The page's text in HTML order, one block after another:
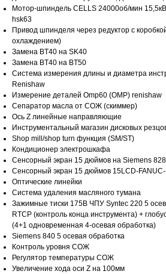
Мотор-шпиндель CELLS 24000об/мин
hsk63
Привод шпинделя через редуктор с
охлаждением)
Замена BT40 на SK40
Замена BT40 на BT50
Система измерения длины и диаметра
Renishaw
Измерение деталей Omp60 (OMP) renishaw
Сепаратор масла от СОЖ (скиммер)
Ось Z линейные направляющие
Инструментальный магазин дисковых
Shop mill/shop turn функция (SM/ST)
Кондиционер электрошкафа
Сенсорный экран 15 дюймов на Siemens
Сенсорный экран 15 дюймов 15LCD-
Оптические линейки
Система удаления масляного тумана
Зажимные тиски 175B ЧПУ Syntec 220 5
RTCP (контроль конца инструмента) +
(4+1 одновременная 4-осевая обработка)
Siemens 840 5 осевая обработка
Контроль уровня СОЖ
Регулятор температуры СОЖ
Увеличение хода оси Z на 100мм
Отсутствие необходимости
залога
Для экономии средств компания
программу лизинга.
После внесения первого взноса выбранное
оборудование поставляется в короткие
ОСТАВИТЬ ЗАЯВКУ НА ЛИЗИНГ